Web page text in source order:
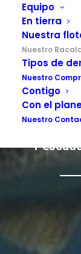
Equipo
En tierra
Nuestra
Nuestro
Tipos de
Nuestro
Contigo
Con el
Nuestro